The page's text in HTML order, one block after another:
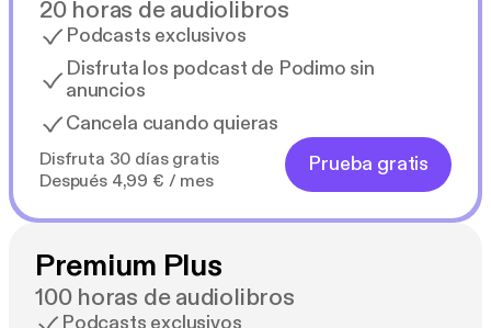
20 horas de audiolibros
Podcasts exclusivos
Disfruta los podcast de Podimo sin
anuncios
Cancela cuando quieras
Disfruta 30 días gratis
Después 4,99 € / mes
Prueba gratis
Premium Plus
100 horas de audiolibros